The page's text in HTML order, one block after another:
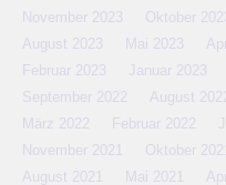
November 2023
Oktober
August 2023
Mai 2023
Februar 2023
Januar 2023
September 2022
August
März 2022
Februar 2022
November 2021
Oktober 2021
August 2021
Mai 2021